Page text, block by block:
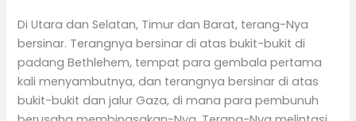
Di Utara dan Selatan, Timur dan Barat, terang-Nya
bersinar. Terangnya bersinar di atas bukit-bukit di
padang Bethlehem, tempat para gembala pertama
kali menyambutnya, dan terangnya bersinar di atas
bukit-bukit dan jalur Gaza, di mana para pembunuh